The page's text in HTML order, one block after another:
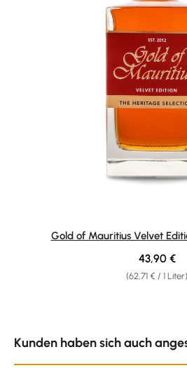
Gold of Mauritius Velvet
(62,71 € / 1 Liter)
Regulärer
43,90 €
Kunden haben sich auch